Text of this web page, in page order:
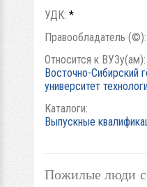
УДК: *
Правообладатель (©):
Относится к ВУЗу(ам):
Восточно-Сибирский
университет
Каталоги:
Выпускные
Пожилые люди